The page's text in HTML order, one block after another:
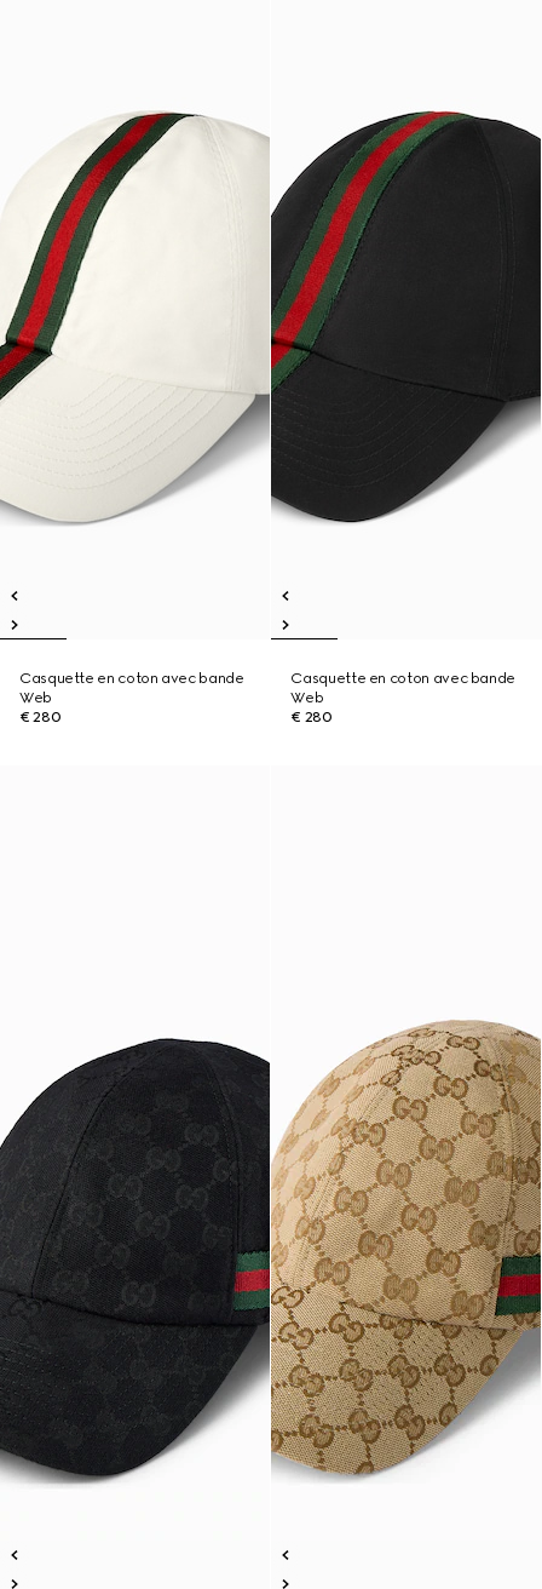
Casquette en coton avec bande
Web
€ 280
Casquette en coton avec bande
Web
€ 280